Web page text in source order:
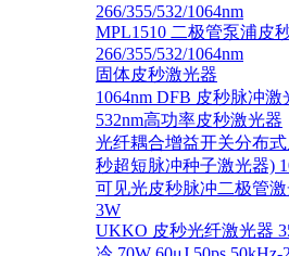
266/355/532/1064nm
MPL1510 二极管泵浦皮
266/355/532/1064nm
固体皮秒激光器
1064nm DFB 皮秒脉冲激
532nm高功率皮秒激光器
光纤耦合增益开关分布
秒超短脉冲种子激光器)
可见光皮秒脉冲二极管激
3W
UKKO 皮秒光纤激光器